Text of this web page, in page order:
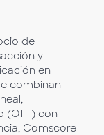
de
y
en
combinan
(OTT) con
Comscore